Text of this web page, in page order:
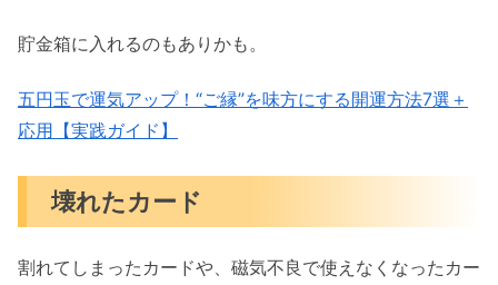
貯金箱に入れるのもありかも。
五円玉で運気アップ！“ご縁”を味方にする開運方法7選＋
応用【実践ガイド】
壊れたカード
割れてしまったカードや、磁気不良で使えなくなったカー